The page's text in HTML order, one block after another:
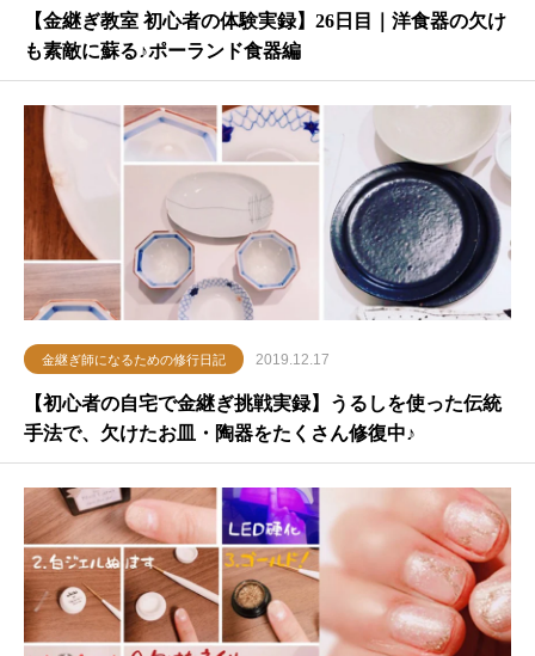
【金継ぎ教室 初心者の体験実録】26日目｜洋食器の欠け
も素敵に蘇る♪ポーランド食器編
金継ぎ師になるための修行日記 2019.12.17
【初心者の自宅で金継ぎ挑戦実録】うるしを使った伝統
手法で、欠けたお皿・陶器をたくさん修復中♪